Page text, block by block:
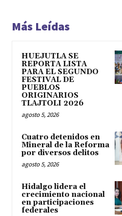
Más Leídas
HUEJUTLA SE
REPORTA LISTA
PARA EL SEGUNDO
FESTIVAL DE
PUEBLOS
ORIGINARIOS
TLAJTOLI 2026
agosto 5, 2026
Cuatro detenidos en
Mineral de la Reforma
por diversos delitos
agosto 5, 2026
Hidalgo lidera el
crecimiento nacional
en participaciones
federales